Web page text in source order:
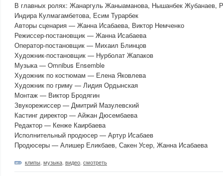
В главных ролях: Жанаргуль Жаныаманова, Нышанбек Жубанаев,
Индира Кулмагамбетова, Есим Турарбек
Авторы сценария — Жанна Исабаева, Виктор Немченко
Режиссер-постановщик — Жанна Исабаева
Оператор-постановщик — Михаил Блинцов
Художник-постановщик — Нурболат Жапаков
Музыка — Omnibus Ensemble
Художник по костюмам — Елена Яковлева
Художник по гриму — Лидия Ордынская
Монтаж — Виктор Бродягин
Звукорежиссер — Дмитрий Мазулевский
Кастинг директор — Айжан Дюсембаева
Редактор — Кенже Каирбаева
Исполнительный продюсер — Артур Исабаев
Продюсеры — Алишер Еликбаев, Сакен Усер, Жанна Исабаева
клипы музыка видео смотреть